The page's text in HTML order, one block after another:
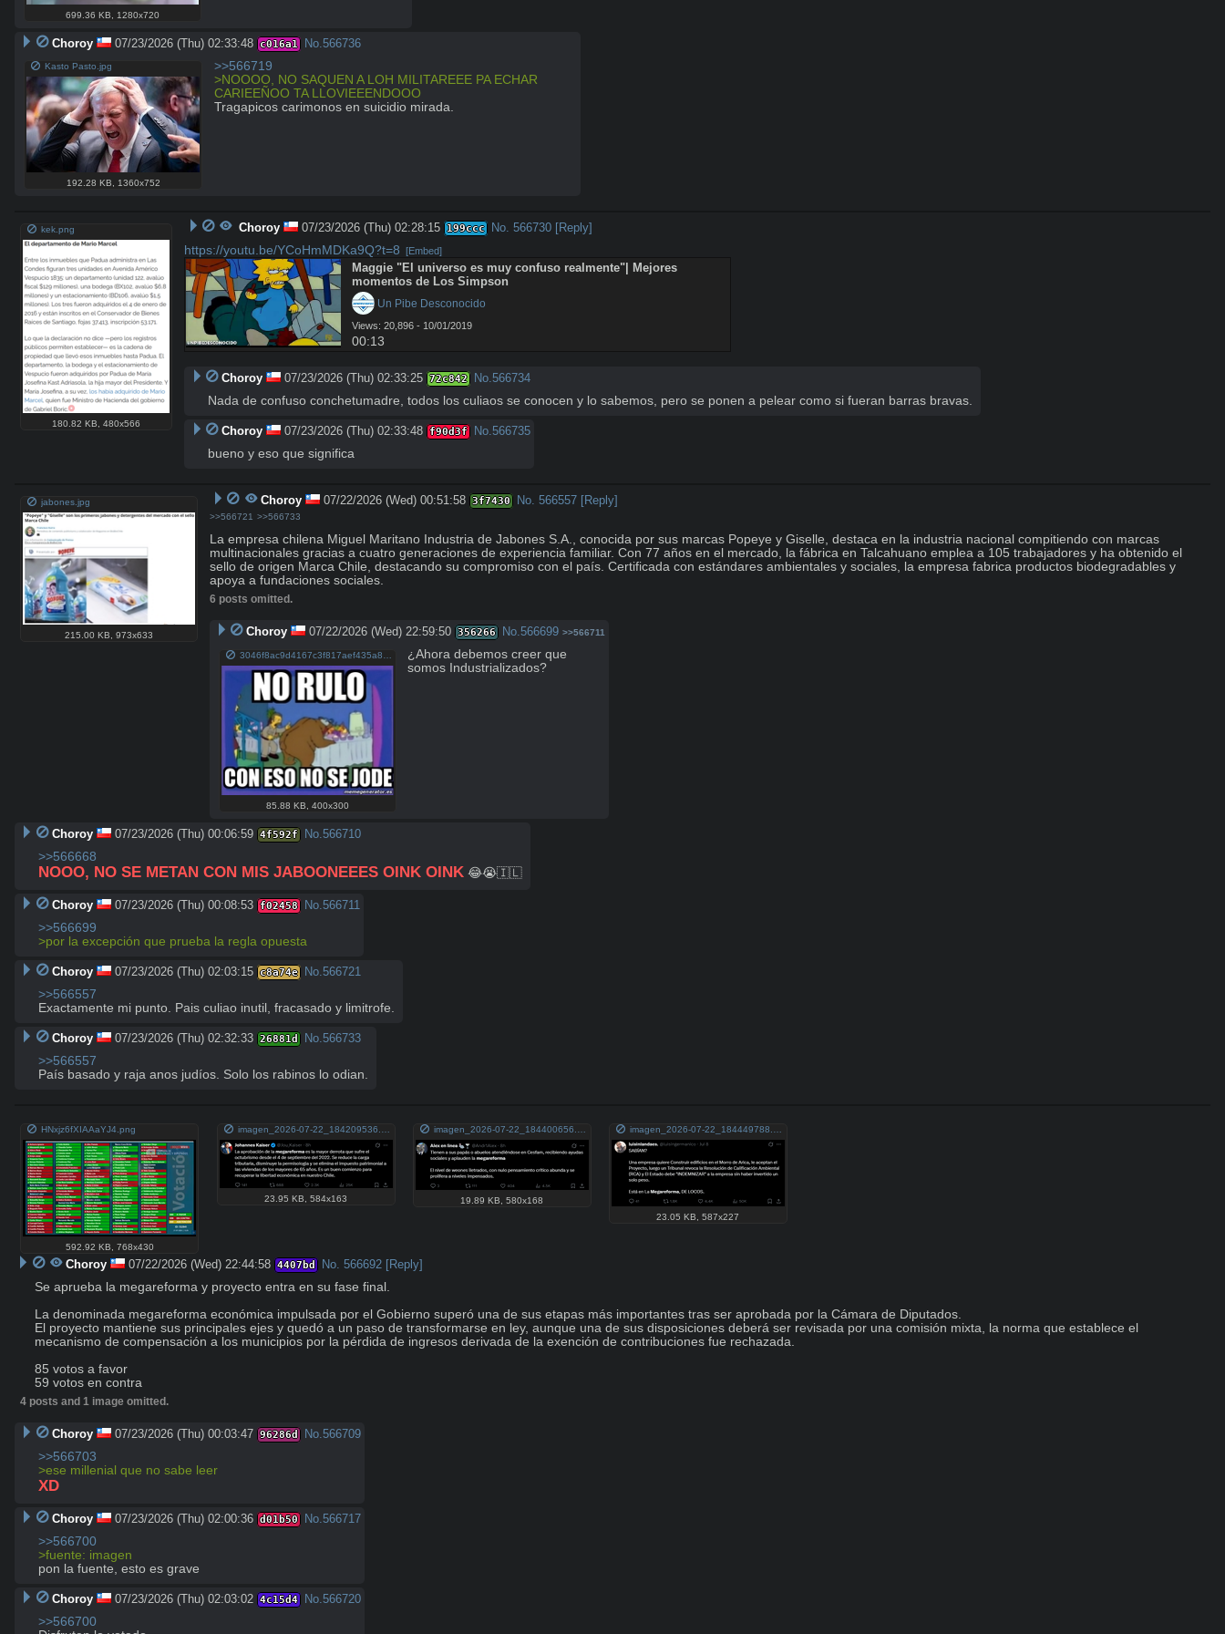
699.36 KB 1280x720
Choroy 07/23/2026 (Thu) 02:33:48 c016a1 No. 566736
Kasto Pasto.jpg
192.28 KB 1360x752
>>566719
>NOOOO, NO SAQUEN A LOH MILITAREEE PA ECHAR
CARIEEÑOO TA LLOVIEEENDOOO
Tragapicos carimonos en suicidio mirada.
kek.png
180.82 KB ,480x566
Choroy 07/23/2026 (Thu) 02:28:15 199ccc No. 566730 [Reply]
https://youtu.be/YCoHmMDKa9Q?t=8
[Embed]
Maggie "El universo es muy confuso realmente"| Mejores
momentos de Los Simpson
Un Pibe Desconocido
Views: 20,896 - 10/01/2019
00:13
Choroy 07/23/2026 (Thu) 02:33:25 72c842 No.566734
Nada de confuso conchetumadre, todos los culiaos se conocen y lo sabemos, pero se ponen a pelear como si fueran barras bravas.
Choroy 07/23/2026 (Thu) 02:33:48 f90d3f No.566735
bueno y eso que significa
jabones.jpg
215.00 KB ,973x633
Choroy 07/22/2026 (Wed) 00:51:58 3f7430 No. 566557 [Reply]
>>566721 >>566733
La empresa chilena Miguel Maritano Industria de Jabones S.A., conocida por sus marcas Popeye y Giselle, destaca en la industria nacional compitiendo con marcas
multinacionales gracias a cuatro generaciones de experiencia familiar. Con 77 años en el mercado, la fábrica en Talcahuano emplea a 105 trabajadores y ha obtenido el
sello de origen Marca Chile, destacando su compromiso con el país. Certificada con estándares ambientales y sociales, la empresa fabrica productos biodegradables y
apoya a fundaciones sociales.
6 posts omitted.
Choroy 07/22/2026 (Wed) 22:59:50 356266 No.566699 >>566711
85.88 KB 400x300
¿Ahora debemos creer que
somos Industrializados?
Choroy 07/23/2026 (Thu) 00:06:59 4f592f No. 566710
>>566668
NOOO, NO SE METAN CON MIS JABOONEEES OINK OINK 😂😭🇮🇱
Choroy 07/23/2026 (Thu) 00:08:53 f02458 No. 566711
>>566699
>por la excepción que prueba la regla opuesta
Choroy 07/23/2026 (Thu) 02:03:15 c8a74e No. 566721
>>566557
Exactamente mi punto. Pais culiao inutil, fracasado y limitrofe.
Choroy 07/23/2026 (Thu) 02:32:33 26881d No. 566733
>>566557
País basado y raja anos judíos. Solo los rabinos lo odian.
HNxjz6fXIAAaYJ4.png
592.92 KB 768x430
23.95 KB ,584x163 19.89 KB ,580x168
23.05 KB ,587x227
Choroy 07/22/2026 (Wed) 22:44:58 4407bd No. 566692 [Reply]
Se aprueba la megareforma y proyecto entra en su fase final.
La denominada megareforma económica impulsada por el Gobierno superó una de sus etapas más importantes tras ser aprobada por la Cámara de Diputados.
El proyecto mantiene sus principales ejes y quedó a un paso de transformarse en ley, aunque una de sus disposiciones deberá ser revisada por una comisión mixta, la norma que establece el
mecanismo de compensación a los municipios por la pérdida de ingresos derivada de la exención de contribuciones fue rechazada.
85 votos a favor
59 votos en contra
4 posts and 1 image omitted.
Choroy 07/23/2026 (Thu) 00:03:47 96286d No.566709
>>566703
>ese millenial que no sabe leer
XD
Choroy 07/23/2026 (Thu) 02:00:36 d01b50 No.566717
>>566700
>fuente: imagen
pon la fuente, esto es grave
Choroy 07/23/2026 (Thu) 02:03:02 4c15d4 No.566720
>>566700